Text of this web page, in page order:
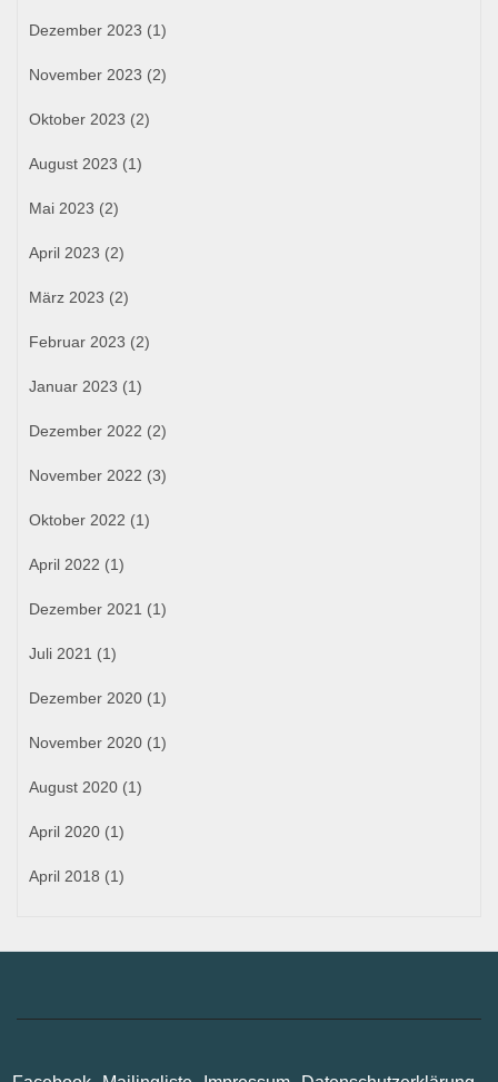
Dezember 2023 (1)
November 2023 (2)
Oktober 2023 (2)
August 2023 (1)
Mai 2023 (2)
April 2023 (2)
März 2023 (2)
Februar 2023 (2)
Januar 2023 (1)
Dezember 2022 (2)
November 2022 (3)
Oktober 2022 (1)
April 2022 (1)
Dezember 2021 (1)
Juli 2021 (1)
Dezember 2020 (1)
November 2020 (1)
August 2020 (1)
April 2020 (1)
April 2018 (1)